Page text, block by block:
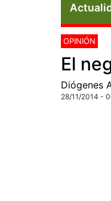
OPINIÓN
El
Diógenes
28/11/2014 -